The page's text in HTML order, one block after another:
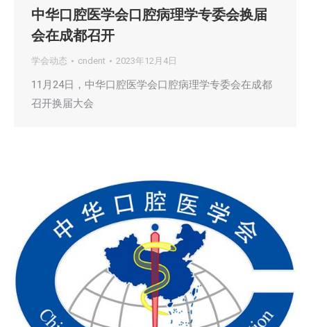
中华口腔医学会口腔病理学专委会换届
会在成都召开
学会动态 cndent 2023年12月4日
11月24日，中华口腔医学会口腔病理学专委会在成都
召开换届大会